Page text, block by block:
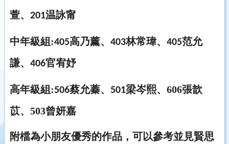
萱、 201温詠甯
中年級組:405高乃薰、 403林常瑋、 405范允
謙、 406官宥妤
高年級組:506蔡允蓁、 501梁岑熙、606張歆
苡、503曾妍嘉
附檔為小朋友優秀的作品，可以參考並見賢思